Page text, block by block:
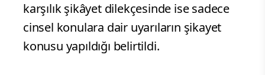
karşılık şikâyet dilekçesinde ise sadece
cinsel konulara dair uyarıların şikayet
konusu yapıldığı belirtildi.